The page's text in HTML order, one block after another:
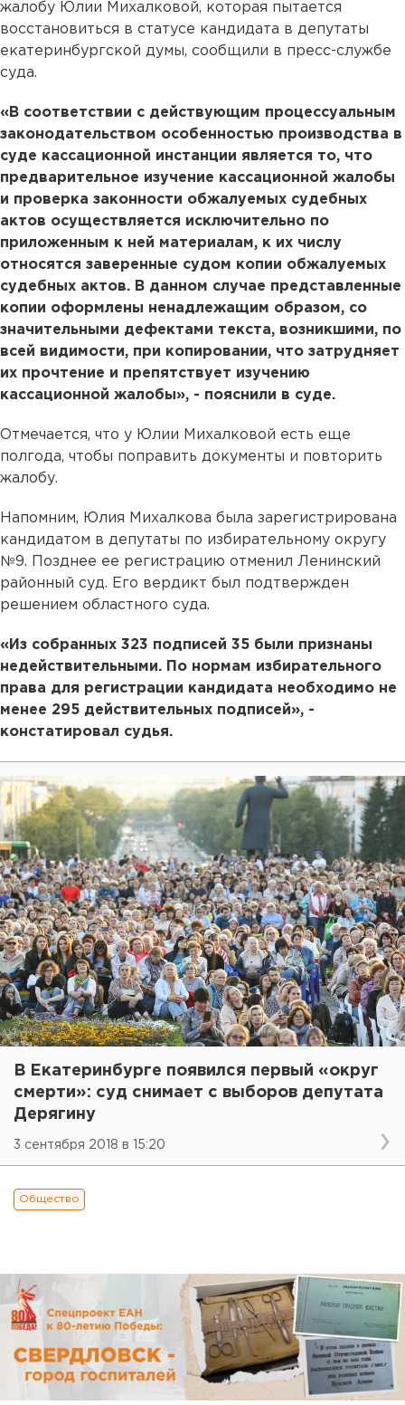
жалобу Юлии Михалковой, которая пытается
восстановиться в статусе кандидата в депутаты
екатеринбургской думы, сообщили в пресс-службе
суда.
«В соответствии с действующим процессуальным
законодательством особенностью производства в
суде кассационной инстанции является то, что
предварительное изучение кассационной жалобы
и проверка законности обжалуемых судебных
актов осуществляется исключительно по
приложенным к ней материалам, к их числу
относятся заверенные судом копии обжалуемых
судебных актов. В данном случае представленные
копии оформлены ненадлежащим образом, со
значительными дефектами текста, возникшими, по
всей видимости, при копировании, что затрудняет
их прочтение и препятствует изучению
кассационной жалобы», - пояснили в суде.
Отмечается, что у Юлии Михалковой есть еще
полгода, чтобы поправить документы и повторить
жалобу.
Напомним, Юлия Михалкова была зарегистрирована
кандидатом в депутаты по избирательному округу
№9. Позднее ее регистрацию отменил Ленинский
районный суд. Его вердикт был подтвержден
решением областного суда.
«Из собранных 323 подписей 35 были признаны
недействительными. По нормам избирательного
права для регистрации кандидата необходимо не
менее 295 действительных подписей», -
констатировал судья.
В Екатеринбурге появился первый «округ
смерти»: суд снимает с выборов депутата
Дерягину
3 сентября 2018 в 15:20
Общество